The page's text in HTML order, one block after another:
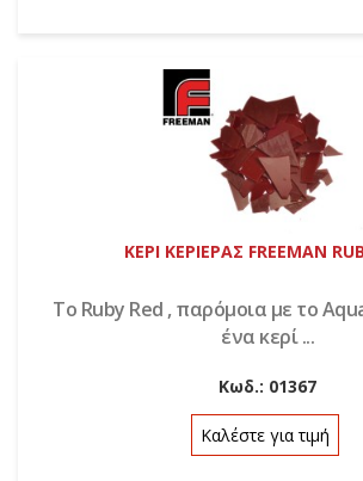
ΚΕΡΙ ΚΕΡΙΕΡΑΣ FREEMAN
Το Ruby Red , παρόμοια με το
ένα κερί ...
Κωδ.: 01367
Καλέστε για τιμή